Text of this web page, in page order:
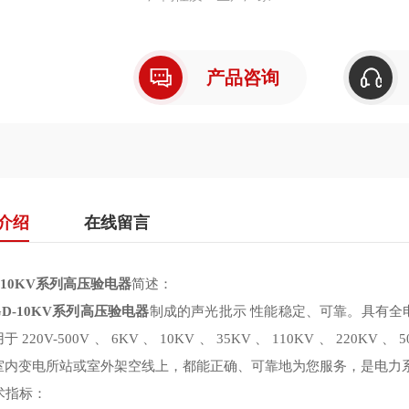
产品咨询
绍 在线留言
系列高压验电器简述：
10KV系列高压验电器制成的声光批示 性能稳定、可靠。具有
于 220V-500V 、 6KV 、 10KV 、 35KV 、 110KV 、 220KV 、
内变电所站或室外架空线上，都能正确、可靠地为您服务，是电
标：